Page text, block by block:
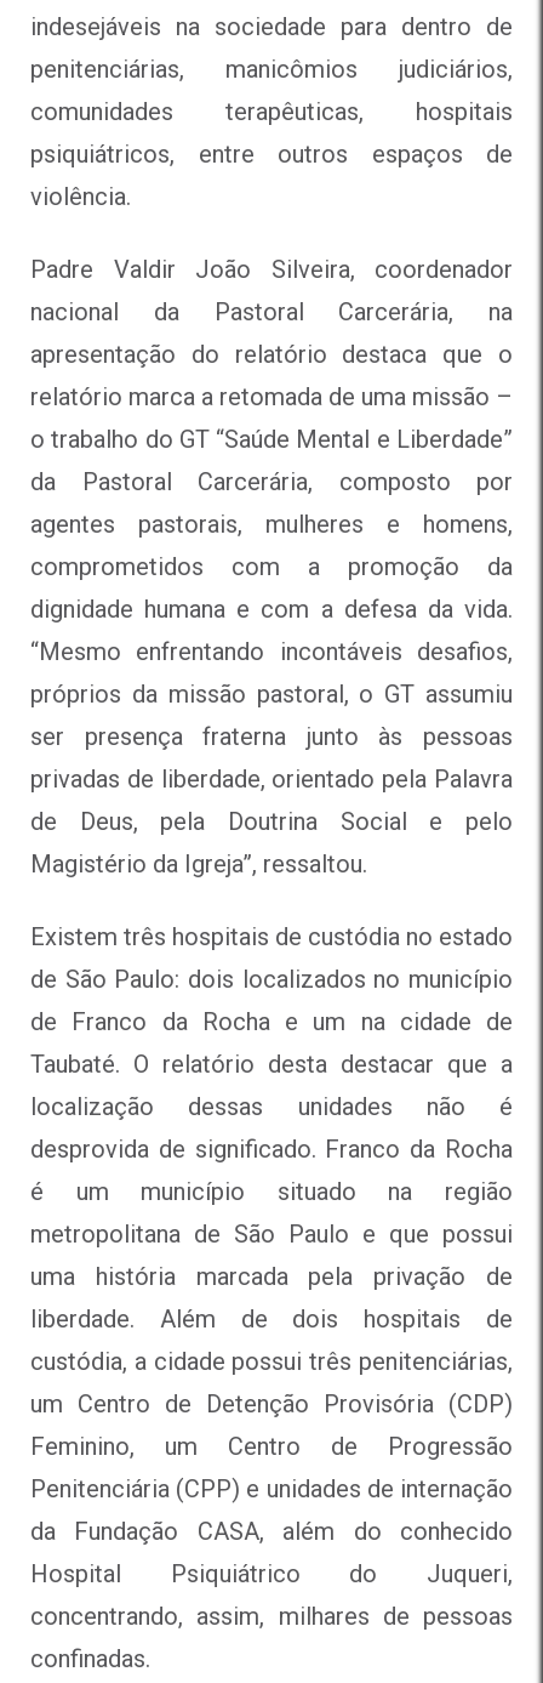
indesejáveis na sociedade para dentro de
penitenciárias, manicômios judiciários,
comunidades terapêuticas, hospitais
psiquiátricos, entre outros espaços de
violência.
Padre Valdir João Silveira, coordenador
nacional da Pastoral Carcerária, na
apresentação do relatório destaca que o
relatório marca a retomada de uma missão –
o trabalho do GT “Saúde Mental e Liberdade”
da Pastoral Carcerária, composto por
agentes pastorais, mulheres e homens,
comprometidos com a promoção da
dignidade humana e com a defesa da vida.
“Mesmo enfrentando incontáveis desafios,
próprios da missão pastoral, o GT assumiu
ser presença fraterna junto às pessoas
privadas de liberdade, orientado pela Palavra
de Deus, pela Doutrina Social e pelo
Magistério da Igreja”, ressaltou.
Existem três hospitais de custódia no estado
de São Paulo: dois localizados no município
de Franco da Rocha e um na cidade de
Taubaté. O relatório desta destacar que a
localização dessas unidades não é
desprovida de significado. Franco da Rocha
é um município situado na região
metropolitana de São Paulo e que possui
uma história marcada pela privação de
liberdade. Além de dois hospitais de
custódia, a cidade possui três penitenciárias,
um Centro de Detenção Provisória (CDP)
Feminino, um Centro de Progressão
Penitenciária (CPP) e unidades de internação
da Fundação CASA, além do conhecido
Hospital Psiquiátrico do Juqueri,
concentrando, assim, milhares de pessoas
confinadas.